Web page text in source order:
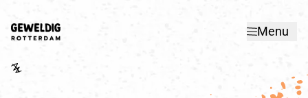
naar
hoofdinhoud
Menu